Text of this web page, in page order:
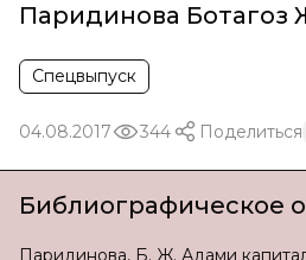
Паридинова Ботагоз
Спецвыпуск
04.08.2017 344 Поделиться
Библиографическое
Паридинова, Б. Ж. Адами